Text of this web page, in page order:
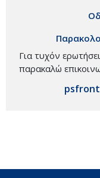
Για τυχόν
παρακαλώ